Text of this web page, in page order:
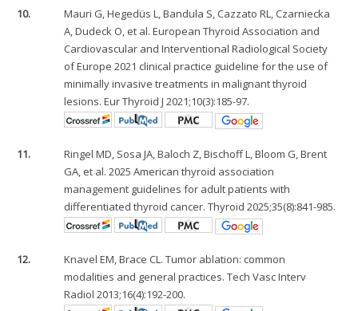
10.
Mauri G, Hegedüs L, Bandula S, Cazzato RL, Czarniecka
A, Dudeck O, et al. European Thyroid Association and
Cardiovascular and Interventional Radiological Society
of Europe 2021 clinical practice guideline for the use of
minimally invasive treatments in malignant thyroid
lesions. Eur Thyroid J 2021;10(3):185-97.
11.
Ringel MD, Sosa JA, Baloch Z, Bischoff L, Bloom G, Brent
GA, et al. 2025 American thyroid association
management guidelines for adult patients with
differentiated thyroid cancer. Thyroid 2025;35(8):841-985.
12.
Knavel EM, Brace CL. Tumor ablation: common
modalities and general practices. Tech Vasc Interv
Radiol 2013;16(4):192-200.